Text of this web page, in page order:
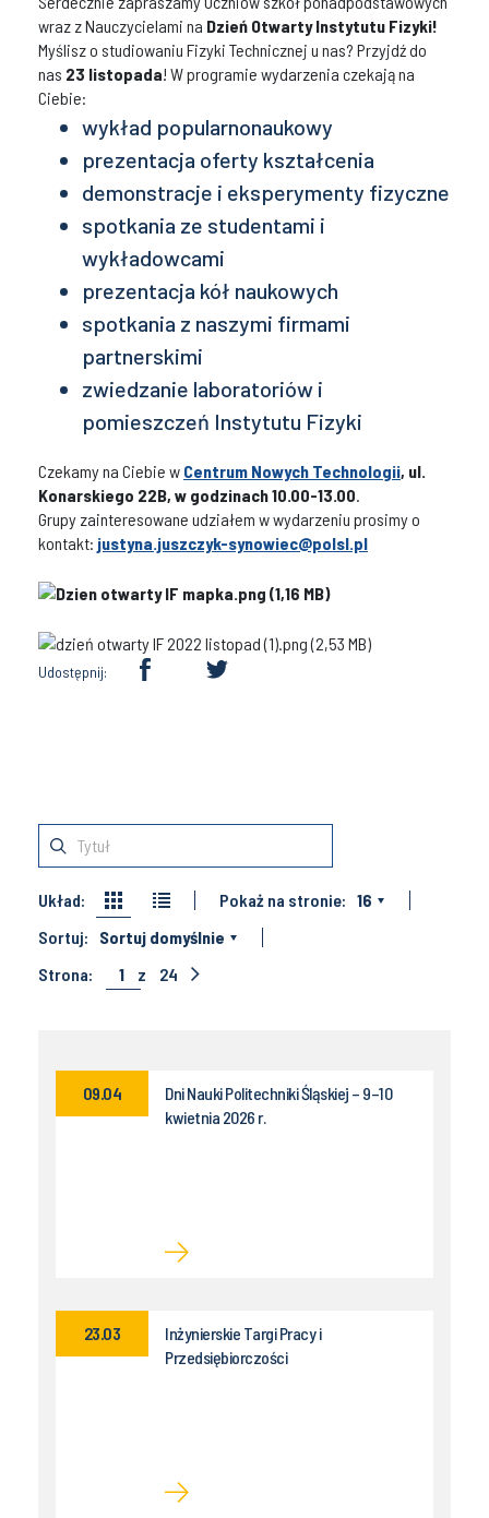
wraz z Nauczycielami na Dzień Otwarty Instytutu Fizyki!
Myślisz o studiowaniu Fizyki Technicznej u nas? Przyjdź do
nas 23 listopada! W programie wydarzenia czekają na
Ciebie:
wykład popularnonaukowy
prezentacja oferty kształcenia
demonstracje i eksperymenty fizyczne
spotkania ze studentami i
wykładowcami
prezentacja kół naukowych
spotkania z naszymi firmami
partnerskimi
zwiedzanie laboratoriów i
pomieszczeń Instytutu Fizyki
Czekamy na Ciebie w Centrum Nowych Technologii, ul.
Konarskiego 22B, w godzinach 10.00-13.00
Grupy zainteresowane udziałem w wydarzeniu prosimy o
kontakt: justyna.juszczyk-synowiec@polsl.pl
Udostępnij:
Układ: Pokaż na stronie: 16
Sortuj:
Sortuj domyślnie
Strona:
1 z 24
Dni Nauki Politechniki Śląskiej – 9–10
kwietnia 2026 r.
09.04
Inżynierskie Targi Pracy i
Przedsiębiorczości
23.03